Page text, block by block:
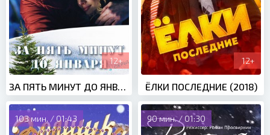
12+
ЗА ПЯТЬ МИНУТ ДО ЯНВАРЯ (2019)
12+
ЁЛКИ ПОСЛЕДНИЕ (2018)
103 мин. / 01:43 90 мин. / 01:30